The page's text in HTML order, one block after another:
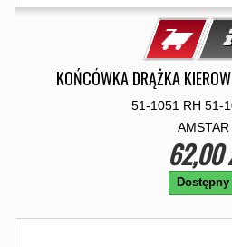
KOŃCÓWKA DRĄŻKA
51-1051 RH 51-
AMSTAR
62,00
Dostępny